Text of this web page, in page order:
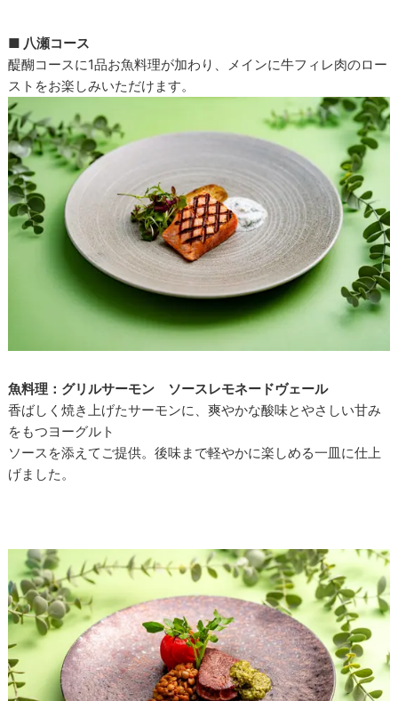
■ 八瀬コース
醍醐コースに1品お魚料理が加わり、メインに牛フィレ肉のロー
ストをお楽しみいただけます。
魚料理：グリルサーモン ソースレモネードヴェール
香ばしく焼き上げたサーモンに、爽やかな酸味とやさしい甘み
をもつヨーグルト
ソースを添えてご提供。後味まで軽やかに楽しめる一皿に仕上
げました。